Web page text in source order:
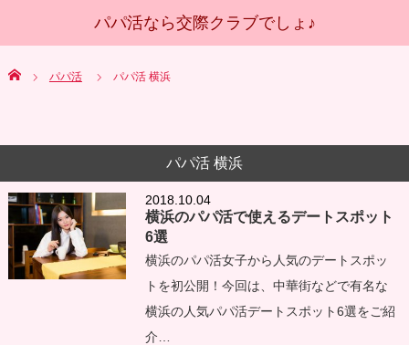
Home パパ活 パパ活 横浜
パパ活 横浜
2018.10.04
横浜のパパ活で使えるデートスポット
6選
横浜のパパ活女子から人気のデートスポッ
トを初公開！今回は、中華街などで有名な
横浜の人気パパ活デートスポット6選をご紹
介…